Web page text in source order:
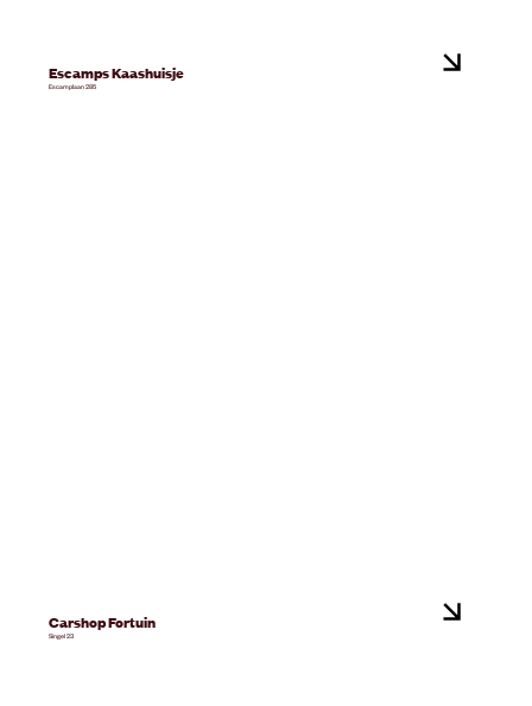
Escamps Kaashuisje
Escamplaan 285
Carshop Fortuin
Singel 23